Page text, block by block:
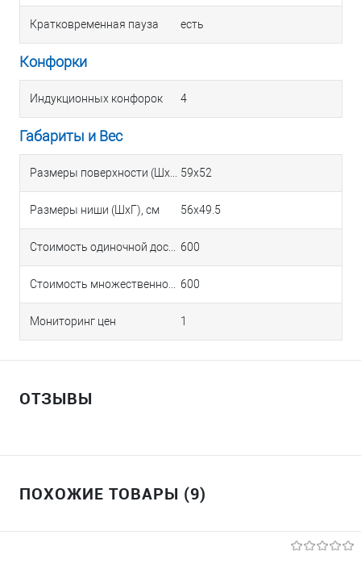
Кратковременная пауза есть
Конфорки
Индукционных конфорок 4
Габариты и Вес
59х52
Размеры ниши (ШхГ), см 56х49.5
600
600
Мониторинг цен 1
ОТЗЫВЫ
ПОХОЖИЕ ТОВАРЫ (9)